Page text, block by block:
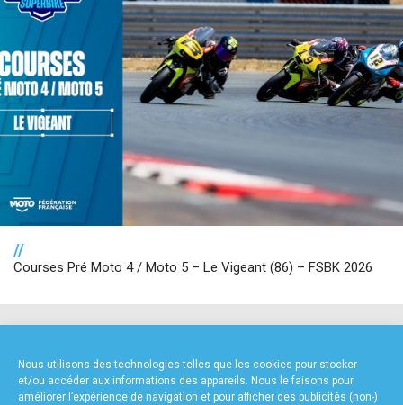
Nous utilisons des technologies telles que les cookies pour stocker
et/ou accéder aux informations des appareils. Nous le faisons pour
améliorer l’expérience de navigation et pour afficher des publicités (non-)
//
Courses Pré Moto 4 / Moto 5 – Le Vigeant (86) – FSBK 2026